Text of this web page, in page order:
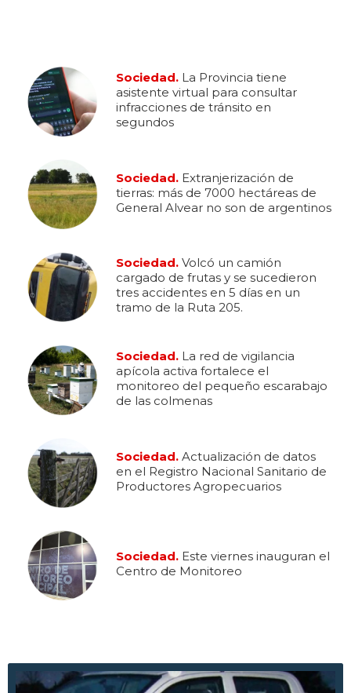
Sociedad. La Provincia tiene
asistente virtual para consultar
infracciones de tránsito en
segundos
Sociedad. Extranjerización de
tierras: más de 7000 hectáreas de
General Alvear no son de argentinos
Sociedad. Volcó un camión
cargado de frutas y se sucedieron
tres accidentes en 5 días en un
tramo de la Ruta 205.
Sociedad. La red de vigilancia
apícola activa fortalece el
monitoreo del pequeño escarabajo
de las colmenas
Sociedad. Actualización de datos
en el Registro Nacional Sanitario de
Productores Agropecuarios
Sociedad. Este viernes inauguran el
Centro de Monitoreo